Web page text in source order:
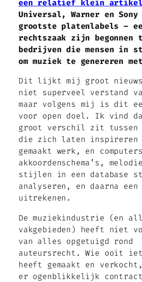
een relatief klein
Universal, Warner en Sony
grootste platenlabels –
rechtszaak zijn begonnen
bedrijven die mensen in
om muziek te genereren
Dit lijkt mij groot
niet superveel verstand
maar volgens mij is dit
voor open doel. Ik vind
groot verschil zit tussen
die zich laten inspireren
gemaakt werk, en
akkoordenschema’s,
stijlen in een database
analyseren, en daarna
uitrekenen.
De muziekindustrie (en
vakgebieden) heeft niet
van alles opgetuigd rond
auteursrecht. Wie ooit
heeft gemaakt en
er ogenblikkelijk